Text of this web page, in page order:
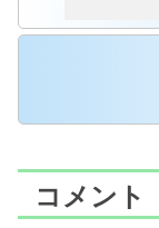
コメント